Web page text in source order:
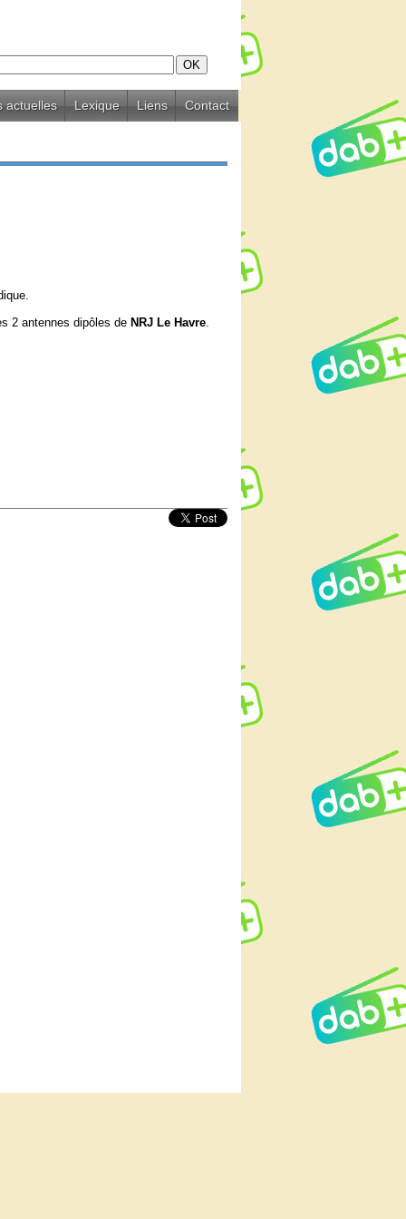
actuelles Lexique Liens Contact
2 antennes dipôles de NRJ Le Havre.